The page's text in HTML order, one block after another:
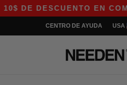
DESCUENTO EN
CENTRO DE AYUDA USA